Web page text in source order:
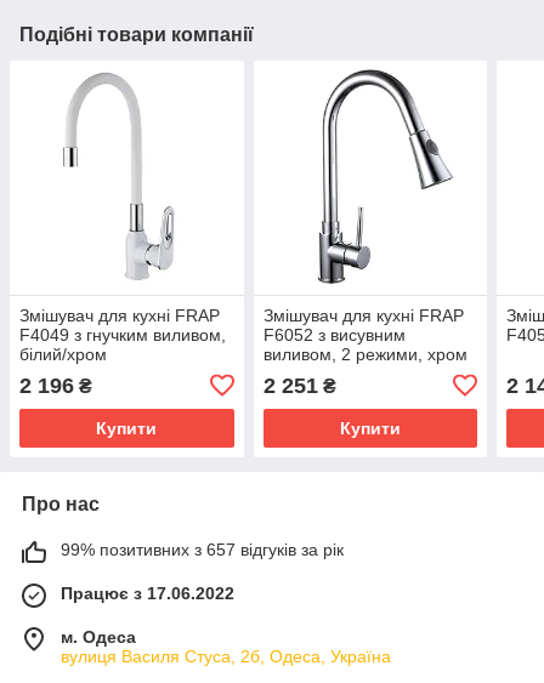
Подібні товари компанії
Змішувач для кухні FRAP
F4049 з гнучким виливом,
білий/хром
2 196 ₴
Купити
Змішувач для кухні FRAP
F6052 з висувним
виливом, 2 режими, хром
2 251₴
Купити
2
Про нас
99% позитивних з 657 відгуків за рік
Працює з 17.06.2022
м. Одеса
вулиця Василя Стуса, 2б, Одеса, Україна